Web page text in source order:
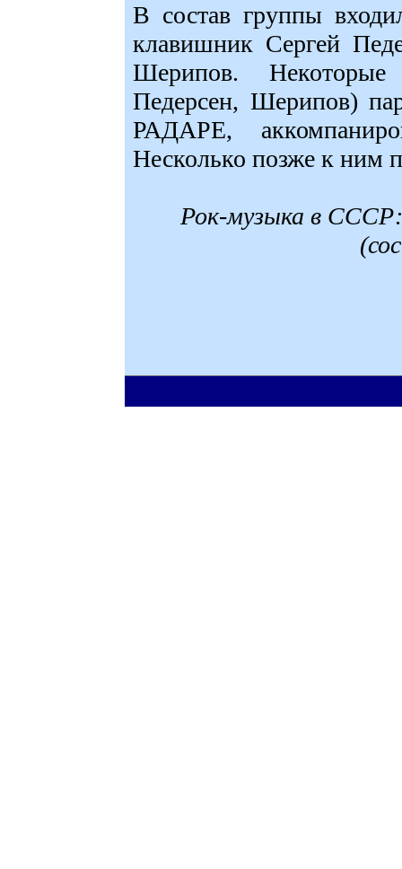
В состав группы
клавишник Сергей
Шерипов.
Педерсен, Шерипов)
РАДАРЕ,
Несколько позже к ним
Рок-музыка в СССР: